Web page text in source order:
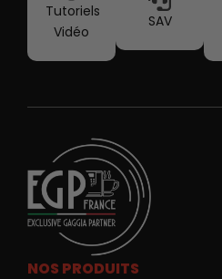
Tutoriels
Vidéo
SAV
NOS PRODUITS